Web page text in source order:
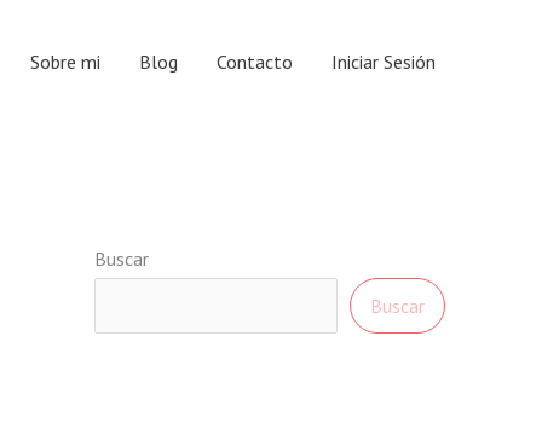
Sobre mi Blog Contacto Iniciar Sesión
Buscar
Buscar